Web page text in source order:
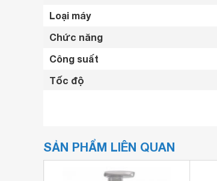
Loại máy
Chức năng
Công suất
Tốc độ
Tiện ích
SẢN PHẨM LIÊN QUAN